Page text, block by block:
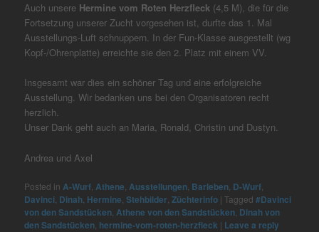
Auch unsere Hermine vom Roten Herzfleck (4,5 M), die für die
Fortsetzung unserer Zucht vorgesehen ist, durfte das 1. Mal
Ausstellungs-Luft schnuppern. In der Fun-Klasse ausgestellt (wg
Kopf-/Ohrenplatte) erreichte sie den 2. Platz mit einem VV.
Insgesamt war dies ein schöner Tag und eine erfolgreiche
Ausstellung. Wir bedanken uns bei den Organisatoren recht
herzlich.
Unser Dank geht auch an Maria, Ronald, Christin und Dustyn.
Andrea und Axel
Posted in A-Wurf Athene Ausstellungen Barleben D-Wurf
Davinci Dinah Hermine ,Stehbilder ,Züchterinfo |Tagged #Davinci
von den Sandstücken Athene von den Sandstücken Dinah von
den Sandstücken hermine-vom-roten-herzfleck | Leave a reply